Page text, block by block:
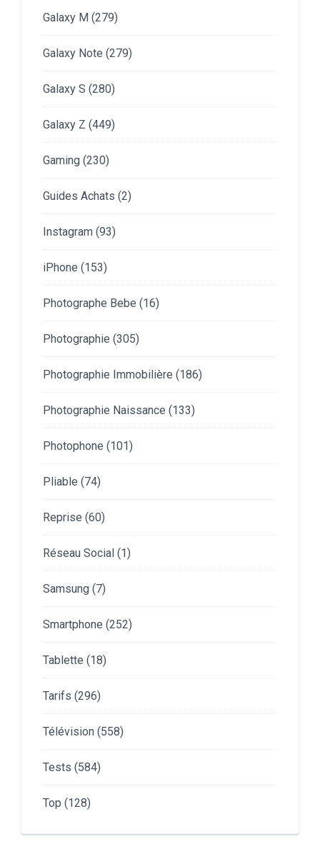
Galaxy M (279)
Galaxy Note (279)
Galaxy S (280)
Galaxy Z (449)
Gaming (230)
Guides Achats (2)
Instagram (93)
iPhone (153)
Photographe Bebe (16)
Photographie (305)
Photographie Immobilière (186)
Photographie Naissance (133)
Photophone (101)
Pliable (74)
Reprise (60)
Réseau Social (1)
Samsung (7)
Smartphone (252)
Tablette (18)
Tarifs (296)
Télévision (558)
Tests (584)
Top (128)